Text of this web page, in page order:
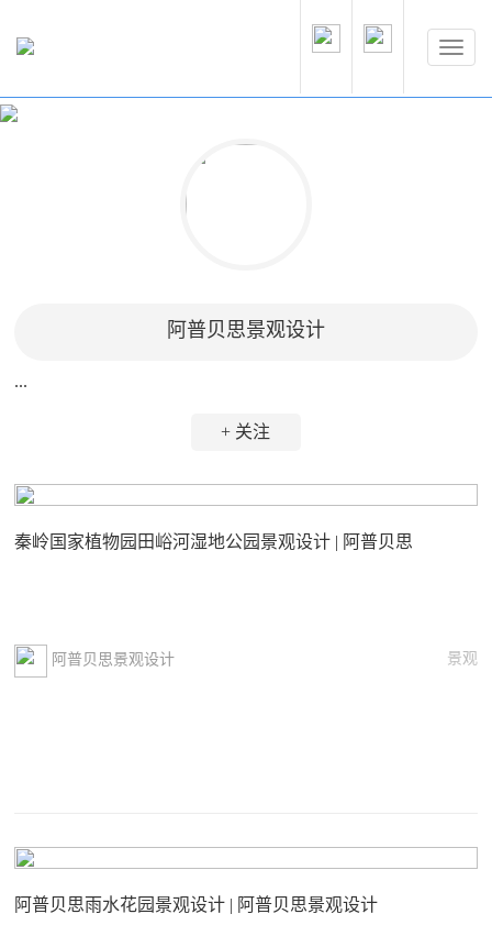
阿普贝思景观设计
...
+ 关注
秦岭国家植物园田峪河湿地公园景观设计 | 阿普贝思
阿普贝思景观设计 景观
阿普贝思雨水花园景观设计 | 阿普贝思景观设计